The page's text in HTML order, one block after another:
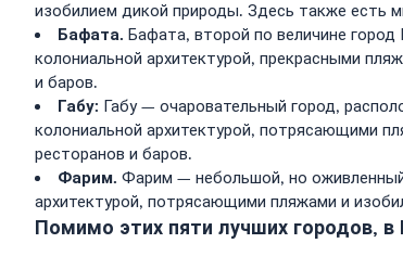
изобилием дикой природы. Здесь также есть
Бафата. Бафата, второй по величине
колониальной архитектурой, прекрасными
и баров.
Габу: Габу — очаровательный город,
колониальной архитектурой, потрясающими
ресторанов и баров.
Фарим. Фарим — небольшой, но оживленный
архитектурой, потрясающими пляжами и
Помимо этих пяти лучших городов, в